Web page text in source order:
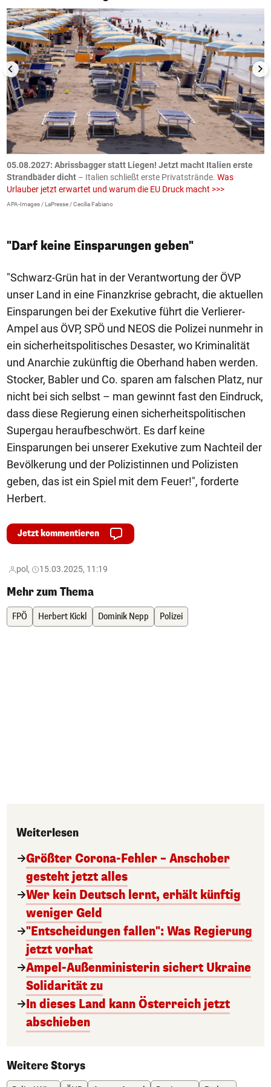
05.08.2027: Abrissbagger statt Liegen! Jetzt macht Italien erste
Strandbäder dicht – Italien schließt erste Privatstrände. Was
Urlauber jetzt erwartet und warum die EU Druck macht >>>
APA-Images / LaPresse / Cecilia Fabiano
"Darf keine Einsparungen geben"
"Schwarz-Grün hat in der Verantwortung der ÖVP
unser Land in eine Finanzkrise gebracht, die aktuellen
Einsparungen bei der Exekutive führt die Verlierer-
Ampel aus ÖVP, SPÖ und NEOS die Polizei nunmehr in
ein sicherheitspolitisches Desaster, wo Kriminalität
und Anarchie zukünftig die Oberhand haben werden.
Stocker, Babler und Co. sparen am falschen Platz, nur
nicht bei sich selbst – man gewinnt fast den Eindruck,
dass diese Regierung einen sicherheitspolitischen
Supergau heraufbeschwört. Es darf keine
Einsparungen bei unserer Exekutive zum Nachteil der
Bevölkerung und der Polizistinnen und Polizisten
geben, das ist ein Spiel mit dem Feuer!", forderte
Herbert.
Jetzt kommentieren
pol, 15.03.2025, 11:19
Mehr zum Thema
FPÖ Herbert Kickl Dominik Nepp Polizei
Weiterlesen
Größter Corona-Fehler – Anschober
gesteht jetzt alles
Wer kein Deutsch lernt, erhält künftig
weniger Geld
"Entscheidungen fallen": Was Regierung
jetzt vorhat
Ampel-Außenministerin sichert Ukraine
Solidarität zu
In dieses Land kann Österreich jetzt
abschieben
Weitere Storys